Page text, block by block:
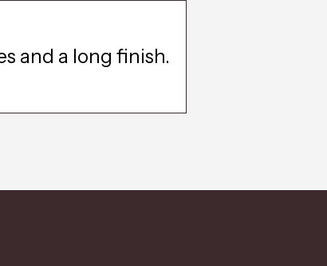
and a long finish.